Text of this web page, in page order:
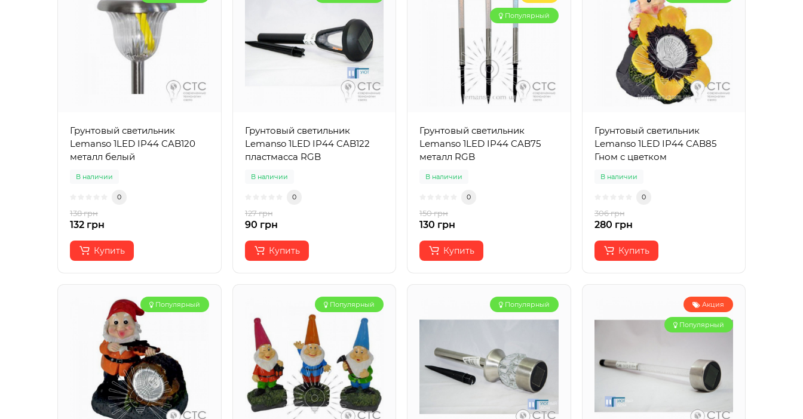
Грунтовый светильник
Lemanso 1LED IP44 CAB120
металл белый
В наличии
0
138 грн
132 грн
Купить
Грунтовый светильник
Lemanso 1LED IP44 CAB122
пластмасса RGB
В наличии
0
127 грн
90 грн
Купить
Популярный
Грунтовый светильник
Lemanso 1LED IP44 CAB75
металл RGB
В наличии
0
150 грн
130 грн
Купить
Грунтовый светильник
Lemanso 1LED IP44 CAB85
Гном с цветком
В наличии
0
306 грн
280 грн
Купить
Популярный Популярный Популярный Акция
Популярный